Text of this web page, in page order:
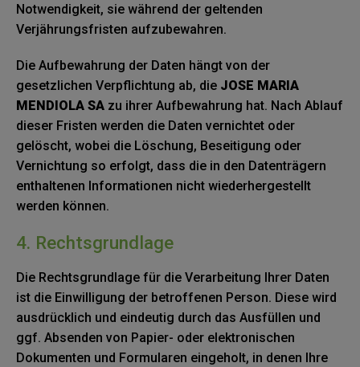
Notwendigkeit, sie während der geltenden
Verjährungsfristen aufzubewahren.
Die Aufbewahrung der Daten hängt von der
gesetzlichen Verpflichtung ab, die JOSE MARIA
MENDIOLA SA zu ihrer Aufbewahrung hat. Nach Ablauf
dieser Fristen werden die Daten vernichtet oder
gelöscht, wobei die Löschung, Beseitigung oder
Vernichtung so erfolgt, dass die in den Datenträgern
enthaltenen Informationen nicht wiederhergestellt
werden können.
4. Rechtsgrundlage
Die Rechtsgrundlage für die Verarbeitung Ihrer Daten
ist die Einwilligung der betroffenen Person. Diese wird
ausdrücklich und eindeutig durch das Ausfüllen und
ggf. Absenden von Papier- oder elektronischen
Dokumenten und Formularen eingeholt, in denen Ihre